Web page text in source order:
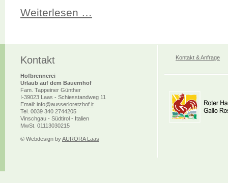
Weiterlesen …
Kontakt
Hofbrennerei
Urlaub auf dem Bauernhof
Fam. Tappeiner Günther
I-39023 Laas - Schiesstandweg 11
Email: info@ausserloretzhof.it
Tel. 0039 340 2744205
Vinschgau - Südtirol - Italien
MwSt. 01113030215
© Webdesign byAURORA Laas
Kontakt & Anfrage